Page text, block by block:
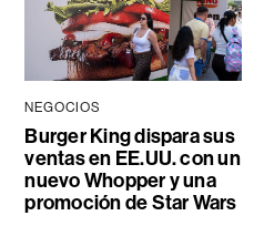
NEGOCIOS
Burger King dispara sus
ventas en EE.UU. con un
nuevo Whopper y una
promoción de Star Wars